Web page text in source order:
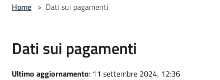
Home > Dati sui pagamenti
Dati sui pagamenti
Ultimo aggiornamento: 11 settembre 2024, 12:36